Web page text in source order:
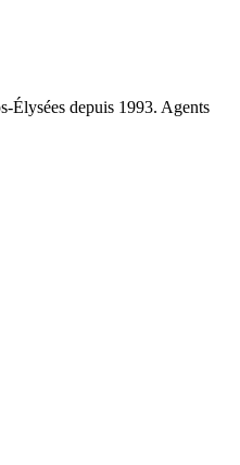
Élysées depuis 1993. Agents